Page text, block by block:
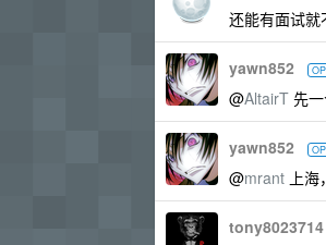
还能有面试就
yawn852 OP
@AltairT 先
yawn852 OP
@mrant 上
tony8023714